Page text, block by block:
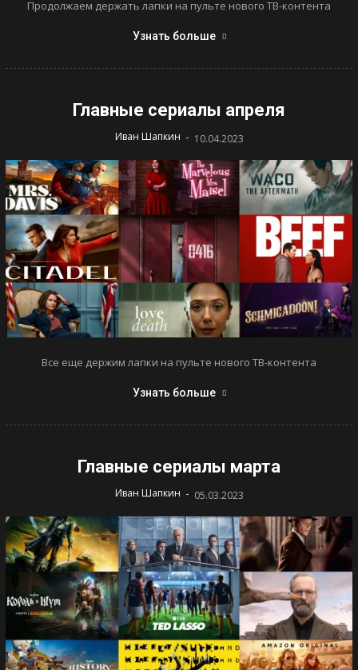
Продолжаем держать лапки на пульте нового ТВ-контента
Узнать больше
Главные сериалы апреля
Иван Шапкин - 10.04.2023
Все еще держим лапки на пульте нового ТВ-контента
Узнать больше
Главные сериалы марта
Иван Шапкин - 05.03.2023